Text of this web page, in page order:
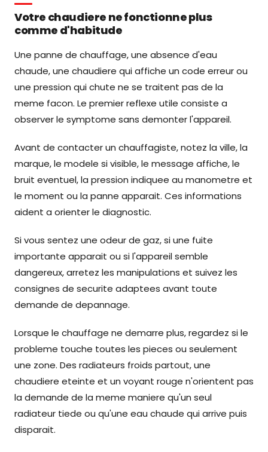
Votre chaudiere ne fonctionne plus
comme d'habitude
Une panne de chauffage, une absence d'eau
chaude, une chaudiere qui affiche un code erreur ou
une pression qui chute ne se traitent pas de la
meme facon. Le premier reflexe utile consiste a
observer le symptome sans demonter l'appareil.
Avant de contacter un chauffagiste, notez la ville, la
marque, le modele si visible, le message affiche, le
bruit eventuel, la pression indiquee au manometre et
le moment ou la panne apparait. Ces informations
aident a orienter le diagnostic.
Si vous sentez une odeur de gaz, si une fuite
importante apparait ou si l'appareil semble
dangereux, arretez les manipulations et suivez les
consignes de securite adaptees avant toute
demande de depannage.
Lorsque le chauffage ne demarre plus, regardez si le
probleme touche toutes les pieces ou seulement
une zone. Des radiateurs froids partout, une
chaudiere eteinte et un voyant rouge n'orientent pas
la demande de la meme maniere qu'un seul
radiateur tiede ou qu'une eau chaude qui arrive puis
disparait.